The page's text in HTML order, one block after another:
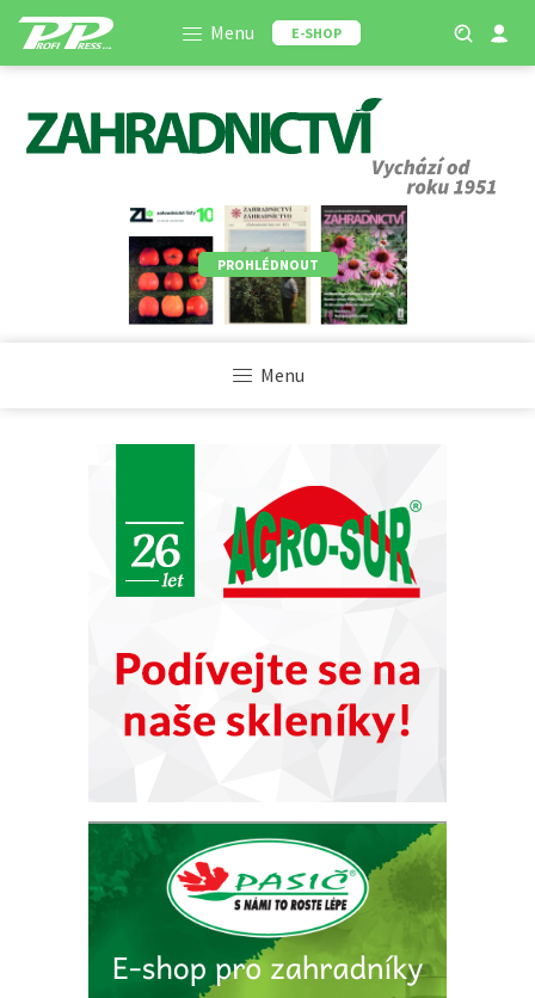
Menu E-SHOP
PROHLÉDNOUT
Menu